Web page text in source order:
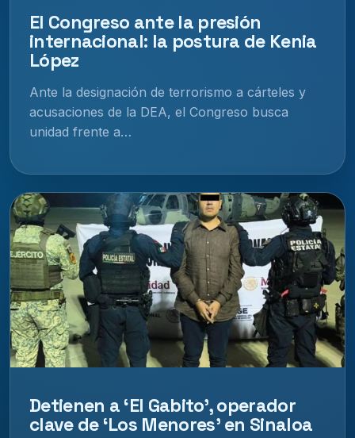
El Congreso ante la presión
internacional: la postura de Kenia
López
Ante la designación de terrorismo a cárteles y
acusaciones de la DEA, el Congreso busca
unidad frente a…
Detienen a ‘El Gabito’, operador
clave de ‘Los Menores’ en Sinaloa